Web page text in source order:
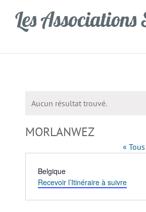
contenu
Notice
Aucun résultat trouvé.
MORLANWEZ
«
Adresse
Belgique
Recevoir l’Itinéraire à suivre